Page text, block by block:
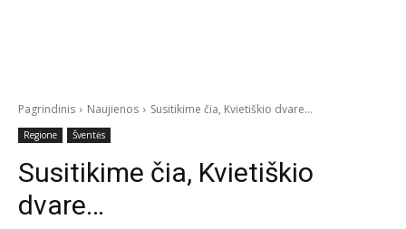
Pagrindinis Naujienos Susitikime čia, Kvietiškio dvare...
Regione Šventės
Susitikime čia, Kvietiškio
dvare…